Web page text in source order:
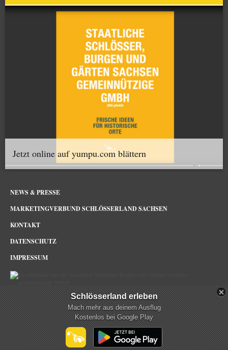
Jetzt online auf yumpu.com blättern
NEWS & PRESSE
MARKETINGVERBUND SCHLÖSSERLAND SACHSEN
KONTAKT
DATENSCHUTZ
IMPRESSUM
Schlösserland Sachsen im Netz
Schlösserland erleben
Mach mehr aus deinem Ausflug
Kostenlos bei Google Play
mehr